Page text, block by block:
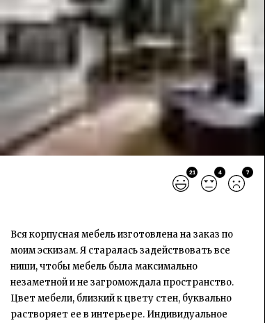
21 4 7
Вся корпусная мебель изготовлена на заказ по
моим эскизам. Я старалась задействовать все
ниши, чтобы мебель была максимально
незаметной и не загромождала пространство.
Цвет мебели, близкий к цвету стен, буквально
растворяет ее в интерьере. Индивидуальное